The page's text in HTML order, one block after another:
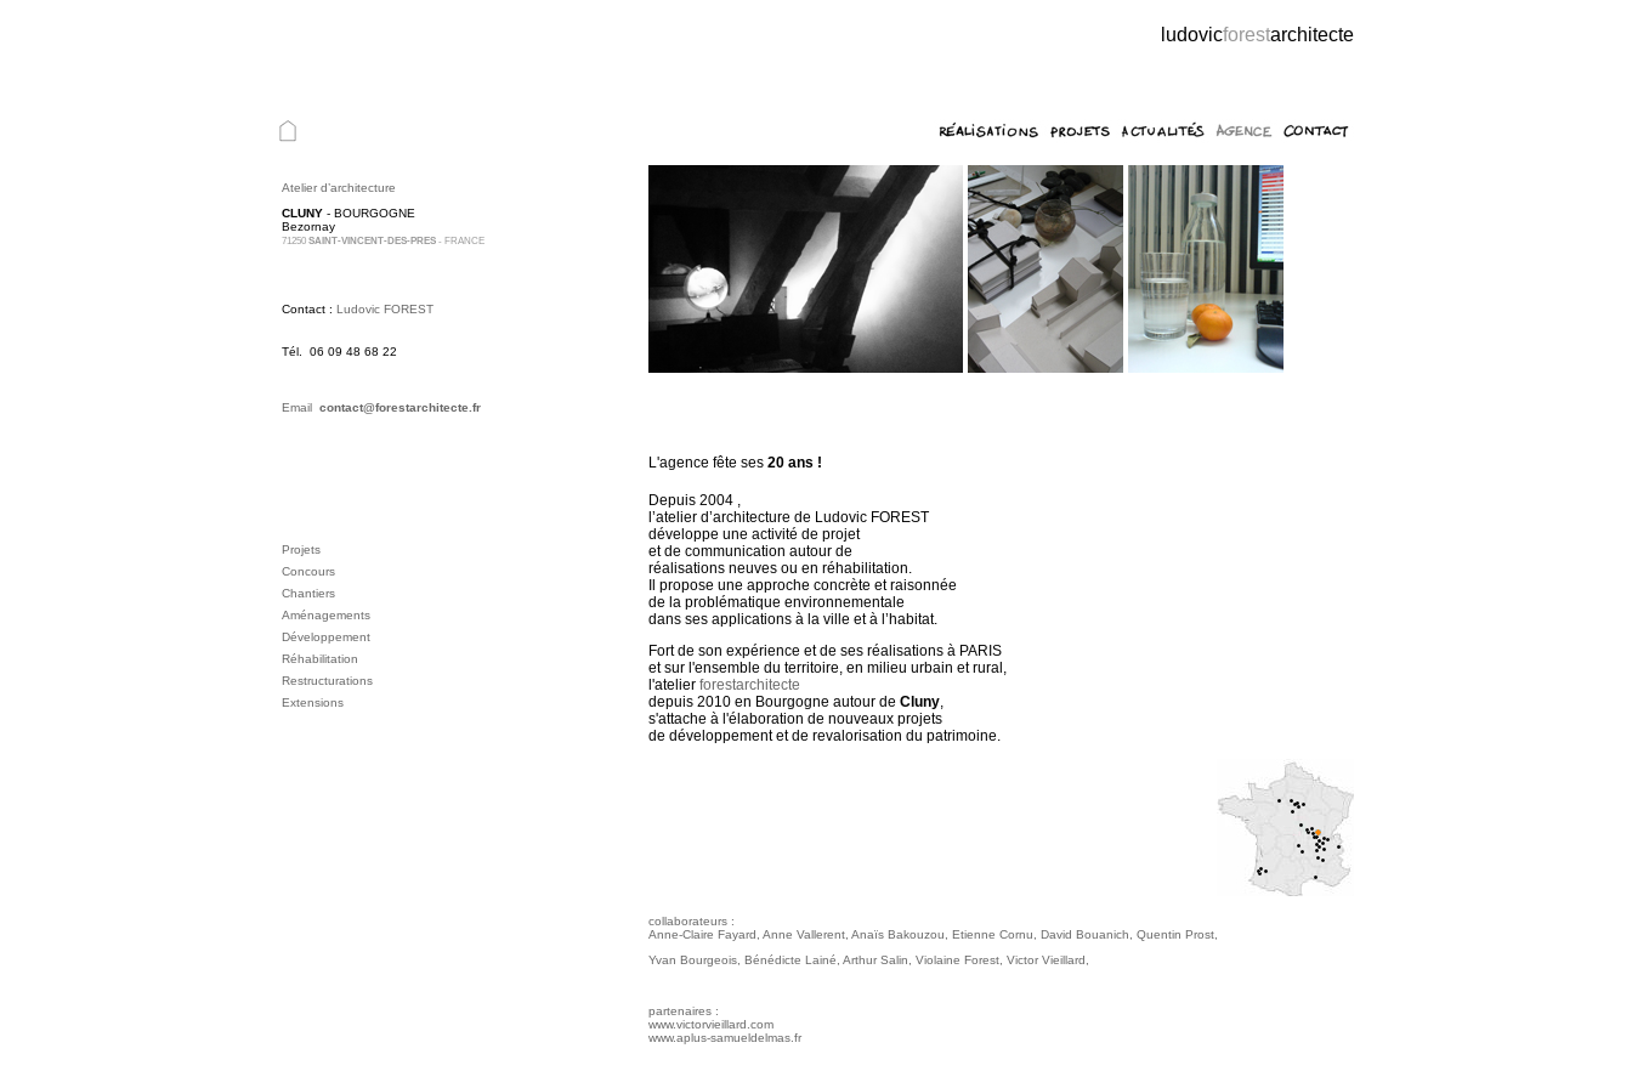
ludovicforestarchitecte
Atelier d’architecture
CLUNY - BOURGOGNE
Bezornay
71250 SAINT-VINCENT-DES-PRES - FRANCE
Contact : Ludovic FOREST
Tél. 06 09 48 68 22
Email contact@forestarchitecte.fr
Projets
Concours
Chantiers
Aménagements
Développement
Réhabilitation
Restructurations
Extensions
L'agence fête ses 20 ans !
Depuis 2004 ,
l’atelier d’architecture de Ludovic FOREST
développe une activité de projet
et de communication autour de
réalisations neuves ou en réhabilitation.
Il propose une approche concrète et raisonnée
de la problématique environnementale
dans ses applications à la ville et à l’habitat.
Fort de son expérience et de ses réalisations à PARIS
et sur l'ensemble du territoire, en milieu urbain et rural,
l'atelier forestarchitecte
depuis 2010 en Bourgogne autour de Cluny,
s'attache à l'élaboration de nouveaux projets
de développement et de revalorisation du patrimoine.
collaborateurs :
Anne-Claire Fayard, Anne Vallerent, Anaïs Bakouzou, Etienne Cornu, David Bouanich, Quentin Prost,
Yvan Bourgeois, Bénédicte Lainé, Arthur Salin, Violaine Forest, Victor Vieillard,
partenaires :
www.victorvieillard.com
www.aplus-samueldelmas.fr